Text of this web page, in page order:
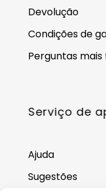
Devolução
Condições de
Perguntas
Serviço de
Ajuda
Sugestões